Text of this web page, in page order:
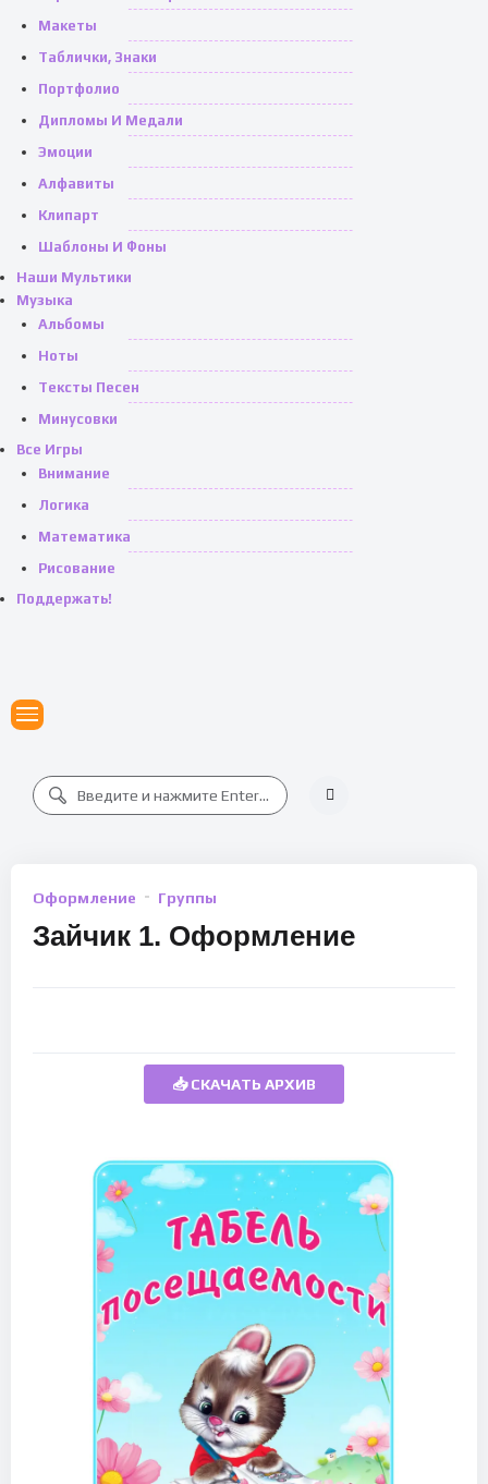
Макеты
Таблички, Знаки
Портфолио
Дипломы И Медали
Эмоции
Алфавиты
Клипарт
Шаблоны И Фоны
Наши Мультики
Музыка
Альбомы
Ноты
Тексты Песен
Минусовки
Все Игры
Внимание
Логика
Математика
Рисование
Поддержать!
Оформление Группы
Зайчик 1. Оформление
📥 СКАЧАТЬ АРХИВ